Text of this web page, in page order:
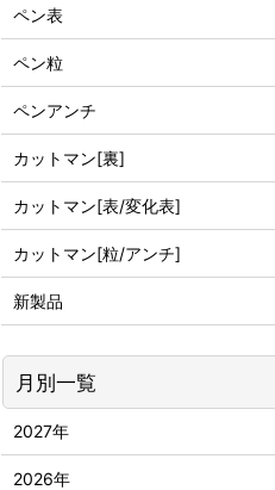
ペン表
ペン粒
ペンアンチ
カットマン[裏]
カットマン[表/変化表]
カットマン[粒/アンチ]
新製品
月別一覧
2027年
2026年